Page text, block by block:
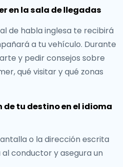
en la sala de llegadas
de habla inglesa te recibirá
a tu vehículo. Durante
y pedir consejos sobre
qué visitar y qué zonas
de tu destino en el idioma
o la dirección escrita
conductor y asegura un